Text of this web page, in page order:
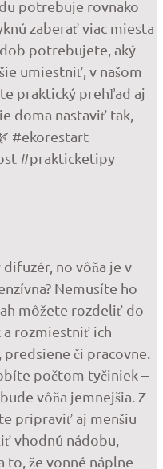
potrebuje rovnako
zaberať viac miesta
potrebujete, aký
umiestniť, v našom
praktický prehľad aj
doma nastaviť tak,
#ekorestart
#prakticketipy